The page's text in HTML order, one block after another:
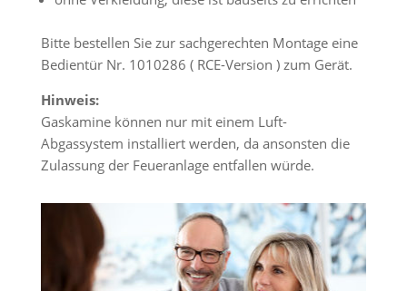
Bitte bestellen Sie zur sachgerechten Montage eine
Bedientür Nr. 1010286 ( RCE-Version ) zum Gerät.
Hinweis:
Gaskamine können nur mit einem Luft-
Abgassystem installiert werden, da ansonsten die
Zulassung der Feueranlage entfallen würde.